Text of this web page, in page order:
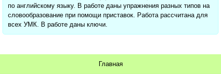
по английскому языку. В работе даны упражнения разных типов на
словообразование при помощи приставок. Работа рассчитана для
всех УМК. В работе даны ключи.
Главная